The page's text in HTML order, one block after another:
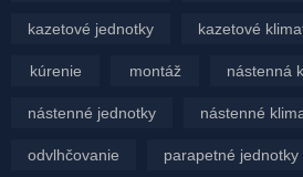
kazetové jednotky kazetové
kúrenie montáž nástenná
nástenné jednotky nástenné
odvlhčovanie parapetné jednotky